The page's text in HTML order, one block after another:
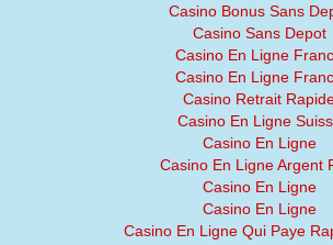
Casino Bonus Sans
Casino Sans Depot
Casino En Ligne
Casino En Ligne
Casino Retrait
Casino En Ligne
Casino En Ligne
Casino En Ligne Argent
Casino En Ligne
Casino En Ligne
Casino En Ligne Qui Paye